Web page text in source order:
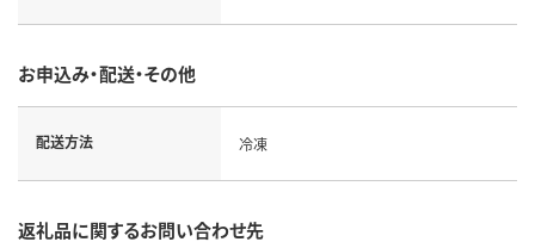
お申込み・配送・その他
配送方法 冷凍
返礼品に関するお問い合わせ先